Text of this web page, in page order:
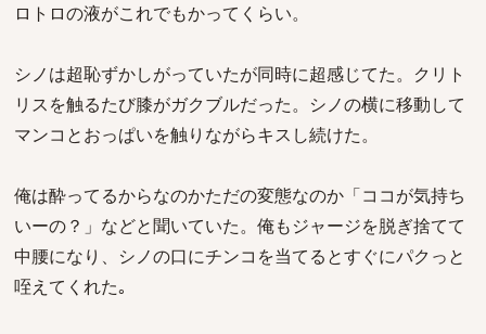
ロトロの液がこれでもかってくらい。
シノは超恥ずかしがっていたが同時に超感じてた。クリト
リスを触るたび膝がガクブルだった。シノの横に移動して
マンコとおっぱいを触りながらキスし続けた。
俺は酔ってるからなのかただの変態なのか「ココが気持ち
いーの？」などと聞いていた。俺もジャージを脱ぎ捨てて
中腰になり、シノの口にチンコを当てるとすぐにパクっと
咥えてくれた｡